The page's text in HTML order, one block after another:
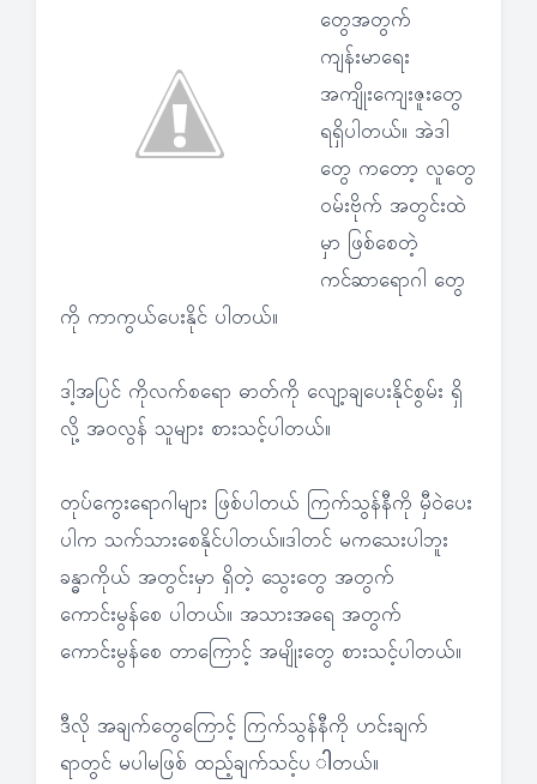
တွေအတွက်
ကျန်းမာရေး
အကျိုးကျေးဇူးတွေ
ရရှိပါတယ်။ အဲဒါ
တွေ ကတော့ လူတွေ
ဝမ်းဗိုက် အတွင်းထဲ
မှာ ဖြစ်စေတဲ့
ကင်ဆာရောဂါ တွေ
ကို ကာကွယ်ပေးနိုင် ပါတယ်။
ဒါ့အပြင် ကိုလက်စရော ဓာတ်ကို လျော့ချပေးနိုင်စွမ်း ရှိ
လို့ အဝလွန် သူများ စားသင့်ပါတယ်။
တုပ်ကွေးရောဂါများ ဖြစ်ပါတယ် ကြက်သွန်နီကို မှီဝဲပေး
ပါက သက်သားစေနိုင်ပါတယ်။ဒါတင် မကသေးပါဘူး
ခန္ဓာကိုယ် အတွင်းမှာ ရှိတဲ့ သွေးတွေ အတွက်
ကောင်းမွန်စေ ပါတယ်။ အသားအရေ အတွက်
ကောင်းမွန်စေ တာကြောင့် အမျိုးတွေ စားသင့်ပါတယ်။
ဒီလို အချက်တွေကြောင့် ကြက်သွန်နီကို ဟင်းချက်
ရာတွင် မပါမဖြစ် ထည့်ချက်သင့်ပ ါတယ်။